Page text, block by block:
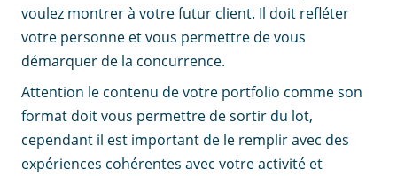
voulez montrer à votre futur client. Il doit refléter
votre personne et vous permettre de vous
démarquer de la concurrence.
Attention le contenu de votre portfolio comme son
format doit vous permettre de sortir du lot,
cependant il est important de le remplir avec des
expériences cohérentes avec votre activité et